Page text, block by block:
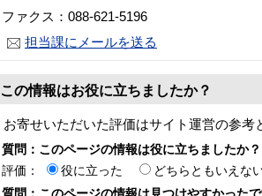
ファクス：088-621-5196
担当課にメールを送る
この情報はお役に立ちましたか？
お寄せいただいた評価はサイト運営の参考
質問：このページの情報は役に立ちましたか？
評価：
役に立った どちらともいえな
質問：このページの情報は見つけやすかったで